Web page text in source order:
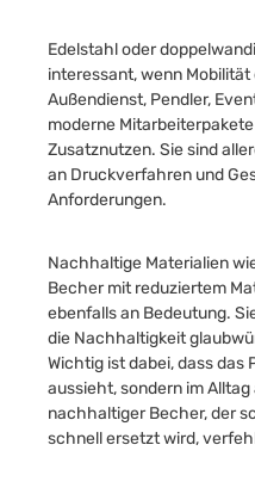
Edelstahl oder
interessant, wenn Mobilität
Außendienst, Pendler,
moderne
Zusatznutzen. Sie sind
an Druckverfahren und
Anforderungen.
Nachhaltige Materialien
Becher mit reduziertem
ebenfalls an Bedeutung.
die Nachhaltigkeit
Wichtig ist dabei, dass
aussieht, sondern im
nachhaltiger Becher, der
schnell ersetzt wird,